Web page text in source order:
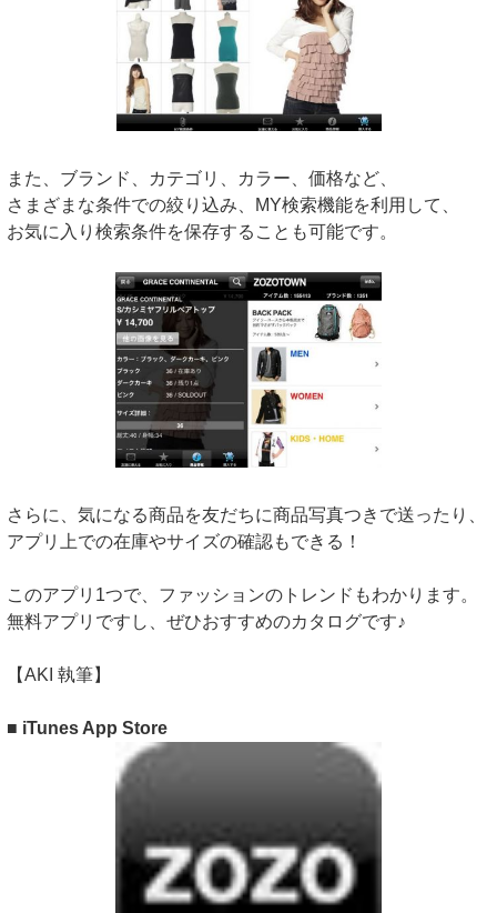
また、ブランド、カテゴリ、カラー、価格など、
さまざまな条件での絞り込み、MY検索機能を利用して、
お気に入り検索条件を保存することも可能です。
さらに、気になる商品を友だちに商品写真つきで送ったり、
アプリ上での在庫やサイズの確認もできる！
このアプリ1つで、ファッションのトレンドもわかります。
無料アプリですし、ぜひおすすめのカタログです♪
【AKI 執筆】
■ iTunes App Store